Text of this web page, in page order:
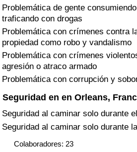
Problemática de gente
traficando con drogas
Problemática con crímenes contra
propiedad como robo y vandalismo
Problemática con crímenes
agresión o atraco armado
Problemática con corrupción y
Seguridad en en Orleans,
Seguridad al caminar solo durante
Seguridad al caminar solo durante
Colaboradores: 23
Índice de contaminación
Índice de Contaminación por País
Tráfico
Índice de Tráfico
Índice de Tráfico (Actual)
Índice de Tráfico por País